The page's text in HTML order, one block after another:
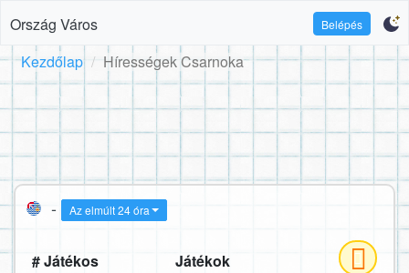
Ország Város Belépés
Kezdőlap Hírességek Csarnoka
- Az elmúlt 24 óra
# Játékos Játékok